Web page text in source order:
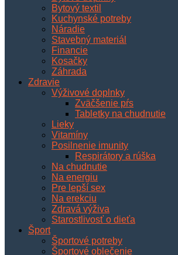
Bytový textil
Kuchynské potreby
Náradie
Stavebný materiál
Financie
Kosačky
Záhrada
Zdravie
Výživové doplnky
Zväčšenie pŕs
Tabletky na chudnutie
Lieky
Vitamíny
Posilnenie imunity
Respirátory a rúška
Na chudnutie
Na energiu
Pre lepší sex
Na erekciu
Zdravá výživa
Starostlivosť o dieťa
Šport
Športové potreby
Športové oblečenie